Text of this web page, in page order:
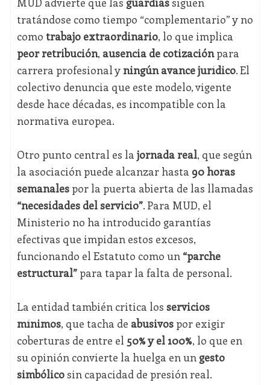
tratándose como tiempo “complementario” y no
como trabajo extraordinario, lo que implica
peor retribución, ausencia de cotizaciónpara
carrera profesional y ningún avance jurídico. El
colectivo denuncia que este modelo, vigente
desde hace décadas, es incompatible con la
normativa europea.
Otro punto central es la jornada real, que según
la asociación puede alcanzar hasta 90 horas
semanalespor la puerta abierta de las llamadas
“necesidades del servicio”. Para MUD, el
Ministerio no ha introducido garantías
efectivas que impidan estos excesos,
funcionando el Estatuto como un “parche
estructural”para tapar la falta de personal.
La entidad también critica los servicios
mínimos, que tacha de abusivospor exigir
coberturas de entre el 50% y el 100%, lo que en
su opinión convierte la huelga en un gesto
simbólicosin capacidad de presión real.